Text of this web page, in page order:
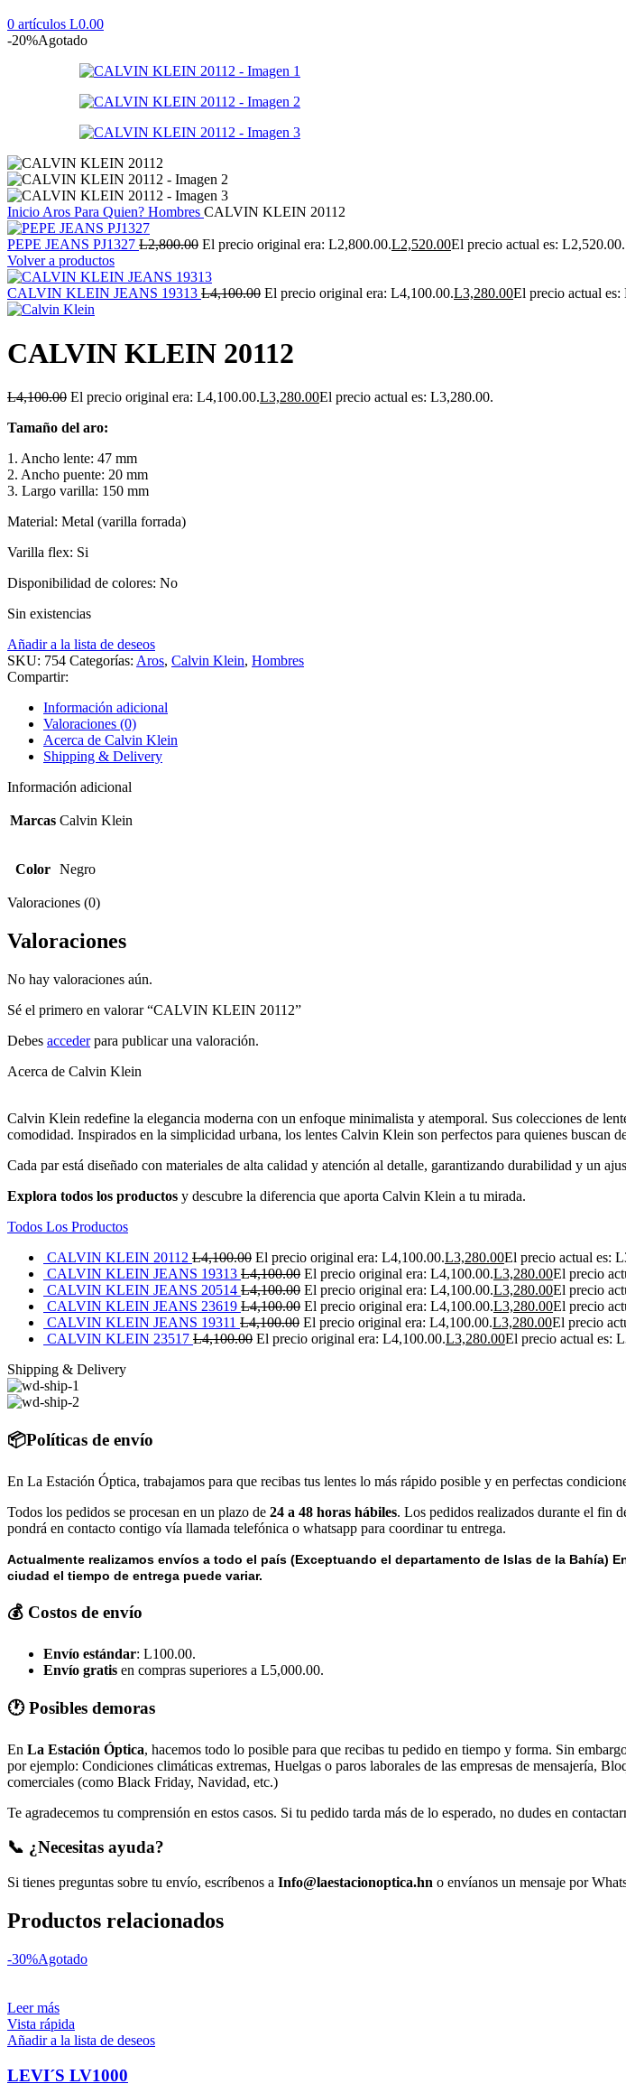
0 artículos L0.00
-20%Agotado
Inicio Aros Para Quien? Hombres CALVIN KLEIN 20112
PEPE JEANS PJ1327 L2,800.00 El precio original era: L2,800.00.L2,520.00El precio actual es: L2,520.00.
Volver a productos
CALVIN KLEIN JEANS 19313 L4,100.00 El precio original era: L4,100.00.L3,280.00El precio actual es:
CALVIN KLEIN 20112
L4,100.00 El precio original era: L4,100.00.L3,280.00El precio actual es: L3,280.00.
Tamaño del aro:
1. Ancho lente: 47 mm
2. Ancho puente: 20 mm
3. Largo varilla: 150 mm
Material: Metal (varilla forrada)
Varilla flex: Si
Disponibilidad de colores: No
Sin existencias
Añadir a la lista de deseos
SKU: 754 Categorías: Aros, Calvin Klein, Hombres
Compartir:
Información adicional
Valoraciones (0)
Acerca de Calvin Klein
Shipping & Delivery
Información adicional
Marcas Calvin Klein
Color Negro
Valoraciones (0)
Valoraciones
No hay valoraciones aún.
Sé el primero en valorar “CALVIN KLEIN 20112”
Debes accederpara publicar una valoración.
Acerca de Calvin Klein
Calvin Klein redefine la elegancia moderna con un enfoque minimalista y atemporal. Sus colecciones de
comodidad. Inspirados en la simplicidad urbana, los lentes Calvin Klein son perfectos para quienes buscan
Cada par está diseñado con materiales de alta calidad y atención al detalle, garantizando durabilidad y un
Explora todos los productos y descubre la diferencia que aporta Calvin Klein a tu mirada.
Todos Los Productos
CALVIN KLEIN 20112 L4,100.00 El precio original era: L4,100.00.L3,280.00El precio actual es:
CALVIN KLEIN JEANS 19313 L4,100.00 El precio original era: L4,100.00.L3,280.00El precio
CALVIN KLEIN JEANS 20514 L4,100.00 El precio original era: L4,100.00.L3,280.00El precio
CALVIN KLEIN JEANS 23619 L4,100.00 El precio original era: L4,100.00.L3,280.00El precio
CALVIN KLEIN JEANS 19311 L4,100.00 El precio original era: L4,100.00.L3,280.00El precio
CALVIN KLEIN 23517 L4,100.00 El precio original era: L4,100.00.L3,280.00El precio actual es:
Shipping & Delivery
📦Políticas de envío
En La Estación Óptica, trabajamos para que recibas tus lentes lo más rápido posible y en perfectas
Todos los pedidos se procesan en un plazo de 24 a 48 horas hábiles. Los pedidos realizados durante el fin
pondrá en contacto contigo vía llamada telefónica o whatsapp para coordinar tu entrega.
Actualmente realizamos envíos a todo el país (Exceptuando el departamento de Islas de la Bahía) E
ciudad el tiempo de entrega puede variar.
💰 Costos de envío
Envío estándar: L100.00.
Envío gratis en compras superiores a L5,000.00.
🕐 Posibles demoras
En La Estación Óptica, hacemos todo lo posible para que recibas tu pedido en tiempo y forma. Sin
por ejemplo: Condiciones climáticas extremas, Huelgas o paros laborales de las empresas de mensajería,
comerciales (como Black Friday, Navidad, etc.)
Te agradecemos tu comprensión en estos casos. Si tu pedido tarda más de lo esperado, no dudes en
📞 ¿Necesitas ayuda?
Si tienes preguntas sobre tu envío, escríbenos a Info@laestacionoptica.hn o envíanos un mensaje por
Productos relacionados
-30%Agotado
Leer más
Vista rápida
Añadir a la lista de deseos
LEVI´S LV1000